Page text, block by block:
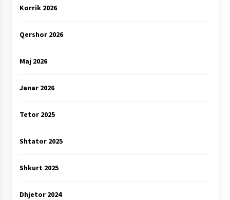
Korrik 2026
Qershor 2026
Maj 2026
Janar 2026
Tetor 2025
Shtator 2025
Shkurt 2025
Dhjetor 2024